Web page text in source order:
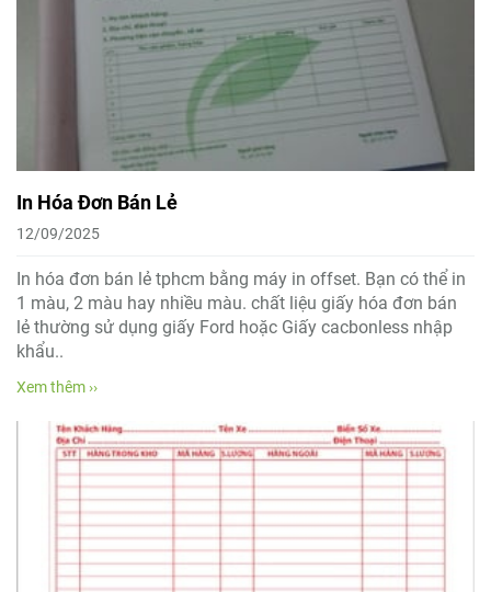
In Hóa Đơn Bán Lẻ
12/09/2025
In hóa đơn bán lẻ tphcm bằng máy in offset. Bạn có thể in
1 màu, 2 màu hay nhiều màu. chất liệu giấy hóa đơn bán
lẻ thường sử dụng giấy Ford hoặc Giấy cacbonless nhập
khẩu..
Xem thêm ››